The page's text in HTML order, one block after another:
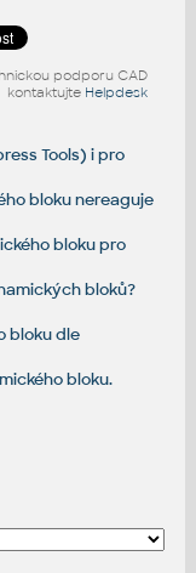
podporu CAD
kontaktujte Helpdesk
Tools) i pro
bloku nereaguje
bloku pro
bloků?
bloku dle
bloku.